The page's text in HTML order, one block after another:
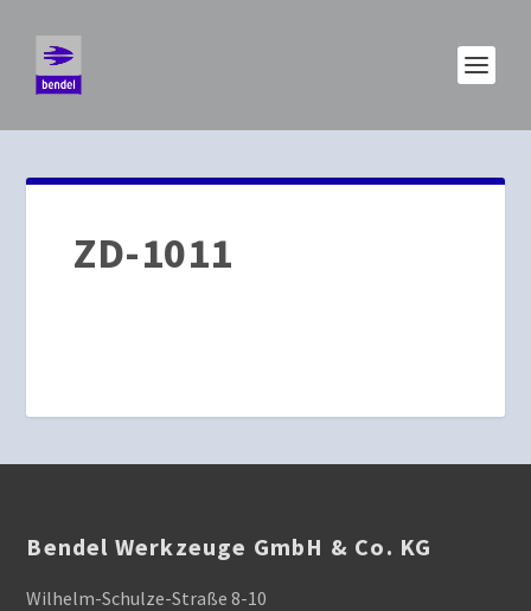
ZD-1011
Bendel Werkzeuge GmbH & Co. KG
Wilhelm-Schulze-Straße 8-10